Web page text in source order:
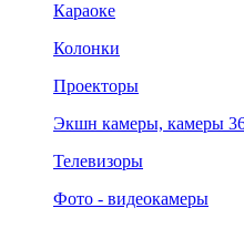
Караоке
Колонки
Проекторы
Экшн камеры, камеры
Телевизоры
Фото - видеокамеры